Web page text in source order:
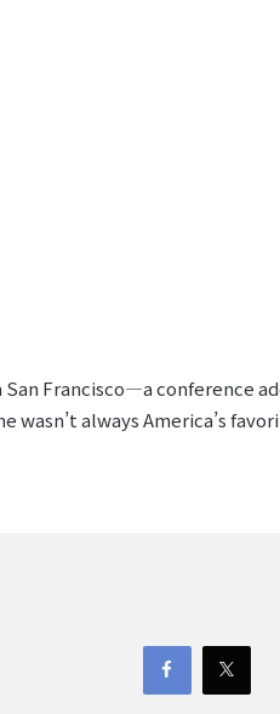
Francisco—a conference
always America’s